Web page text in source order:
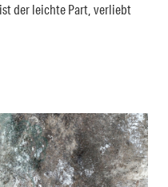
der leichte Part, verliebt